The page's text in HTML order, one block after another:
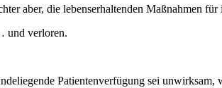
aber, die lebenserhaltenden Maßnahmen
und verloren.
Patientenverfügung sei unwirksam,